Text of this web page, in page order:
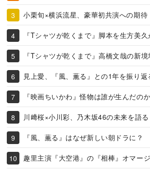
小栗旬×横浜流星、豪華初共演への期待
『Tシャツが乾くまで』脚本を生方美久
『Tシャツが乾くまで』高橋文哉の新境
見上愛、『風、薫る』との1年を振り返
『映画ちいかわ』怪物は誰が生んだの
川﨑桜×小川彩、乃木坂46の未来を語る
『風、薫る』はなぜ新しい朝ドラに？
趣里主演『大空港』の『相棒』オマー